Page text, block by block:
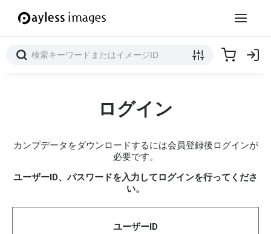
ログイン
カンプデータをダウンロードするには会員登録後ログインが
必要です。
ユーザーID、パスワードを入力してログインを行ってくださ
い。
ユーザーID